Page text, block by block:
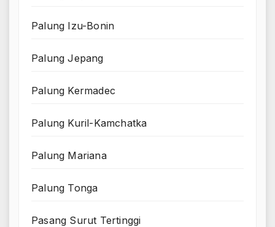
Palung Izu-Bonin
Palung Jepang
Palung Kermadec
Palung Kuril-Kamchatka
Palung Mariana
Palung Tonga
Pasang Surut Tertinggi